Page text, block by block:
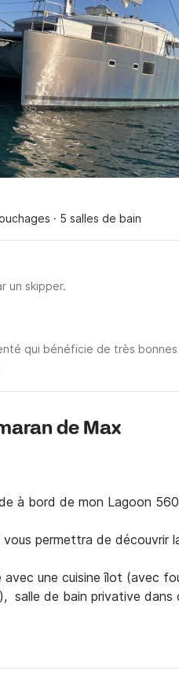
· 5 salles de bain
un skipper.
qui bénéficie de très
de Max
à bord de mon Lagoon
permettra de découvrir
une cuisine îlot (avec
salle de bain privative dans